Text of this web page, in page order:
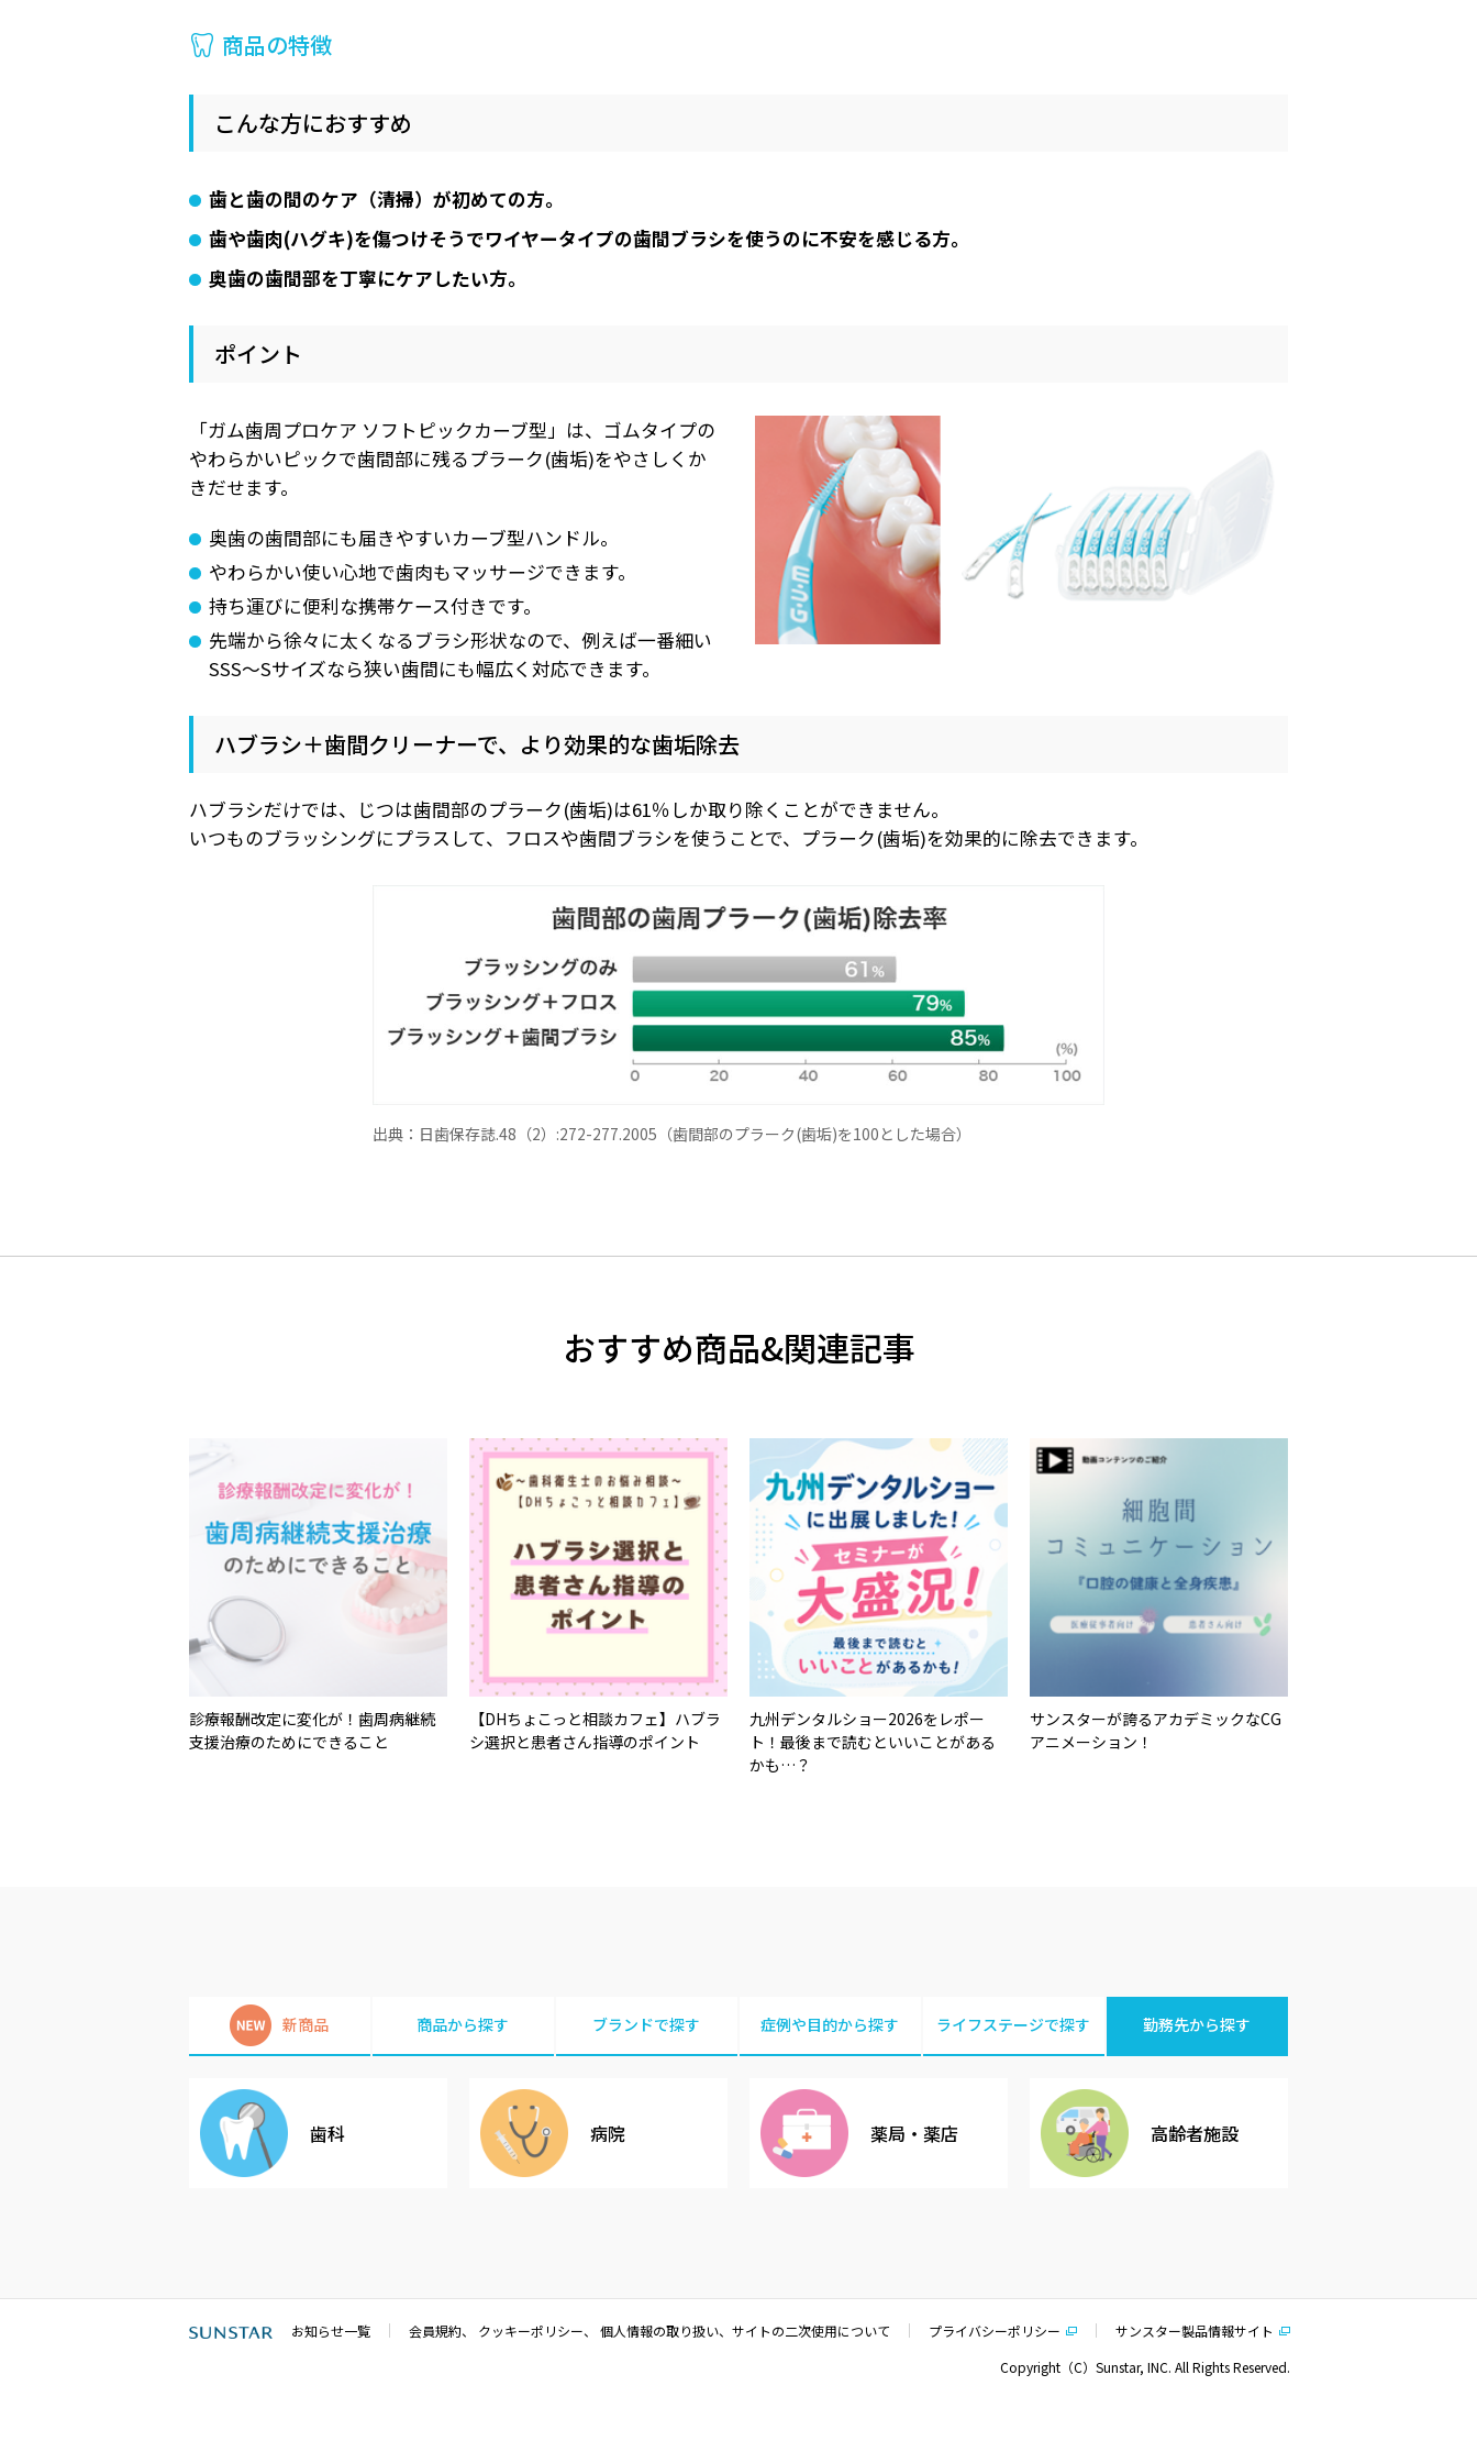
商品の特徴
こんな方におすすめ
歯と歯の間のケア（清掃）が初めての方。
歯や歯肉(ハグキ)を傷つけそうでワイヤータイプの歯間ブラシを使うのに不安を感じる方。
奥歯の歯間部を丁寧にケアしたい方。
ポイント
「ガム歯周プロケア ソフトピックカーブ型」は、ゴムタイプの
やわらかいピックで歯間部に残るプラーク(歯垢)をやさしくか
きだせます。
奥歯の歯間部にも届きやすいカーブ型ハンドル。
やわらかい使い心地で歯肉もマッサージできます。
持ち運びに便利な携帯ケース付きです。
先端から徐々に太くなるブラシ形状なので、例えば一番細い
SSS～Sサイズなら狭い歯間にも幅広く対応できます。
ハブラシ＋歯間クリーナーで、より効果的な歯垢除去
ハブラシだけでは、じつは歯間部のプラーク(歯垢)は61％しか取り除くことができません。
いつものブラッシングにプラスして、フロスや歯間ブラシを使うことで、プラーク(歯垢)を効果的に除去できます。
出典：日歯保存誌.48（2）:272-277.2005（歯間部のプラーク(歯垢)を100とした場合）
おすすめ商品&関連記事
診療報酬改定に変化が！歯周病継続
支援治療のためにできること
【DHちょこっと相談カフェ】ハブラ
シ選択と患者さん指導のポイント
九州デンタルショー2026をレポー
ト！最後まで読むといいことがある
かも…？
サンスターが誇るアカデミックなCG
アニメーション！
新商品 商品から探す ブランドで探す 症例や目的から探す ライフステージで探す 勤務先から探す
歯科 病院 薬局・薬店 高齢者施設
お知らせ一覧 会員規約、 クッキーポリシー、 個人情報の取り扱い、サイトの二次使用について プライバシーポリシー
サンスター製品情報サイト
Copyright（C）Sunstar, INC. All Rights Reserved.